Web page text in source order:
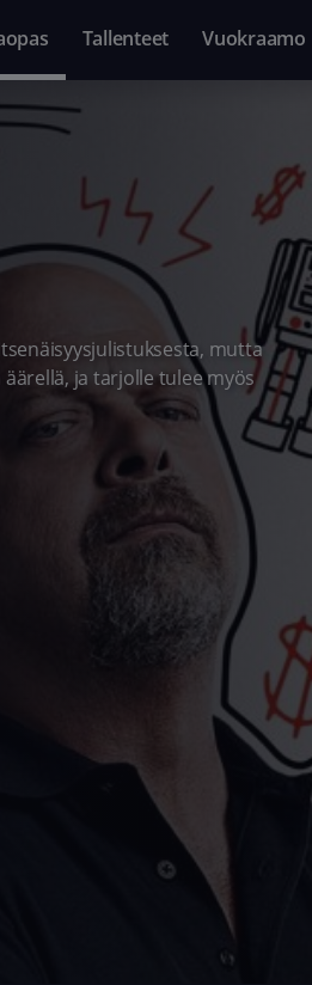
Tallenteet Vuokraamo
mutta
ja tarjolle tulee myös